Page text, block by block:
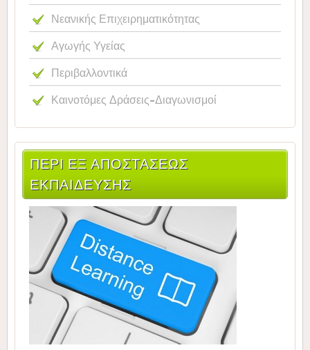
Νεανικής Επιχειρηματικότητας
Αγωγής Υγείας
Περιβαλλοντικά
Καινοτόμες Δράσεις-Διαγωνισμοί
ΠΕΡΙ ΕΞ ΑΠΟΣΤΑΣΕΩΣ
ΕΚΠΑΙΔΕΥΣΗΣ